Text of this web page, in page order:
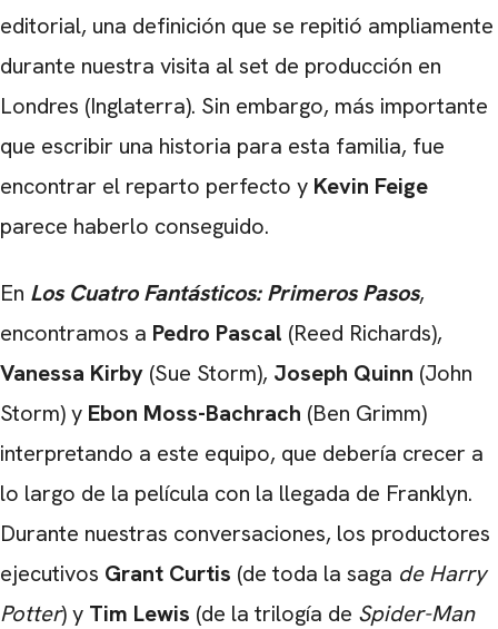
editorial, una definición que se repitió ampliamente
durante nuestra visita al set de producción en
Londres (Inglaterra). Sin embargo, más importante
que escribir una historia para esta familia, fue
encontrar el reparto perfecto y Kevin Feige
parece haberlo conseguido.
En Los Cuatro Fantásticos: Primeros Pasos,
encontramos a Pedro Pascal (Reed Richards),
Vanessa Kirby (Sue Storm), Joseph Quinn (John
Storm) y Ebon Moss-Bachrach (Ben Grimm)
interpretando a este equipo, que debería crecer a
lo largo de la película con la llegada de Franklyn.
Durante nuestras conversaciones, los productores
ejecutivos Grant Curtis (de toda la saga de Harry
Potter) y Tim Lewis (de la trilogía de Spider-Man